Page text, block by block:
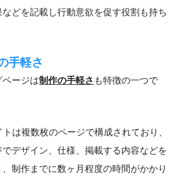
どを記載し行動意欲を促す役割も持ち
手軽さ
ページは制作の手軽さ も特徴の一つで
は複数枚のページで構成されており、
デザイン、仕様、掲載する内容などを
制作までに数ヶ月程度の時間がかかり